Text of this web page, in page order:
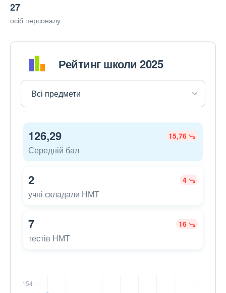
27
осіб персоналу
Рейтинг школи 2025
126,29 15,76
Середній бал
2 4
учні складали НМТ
7 16
тестів НМТ